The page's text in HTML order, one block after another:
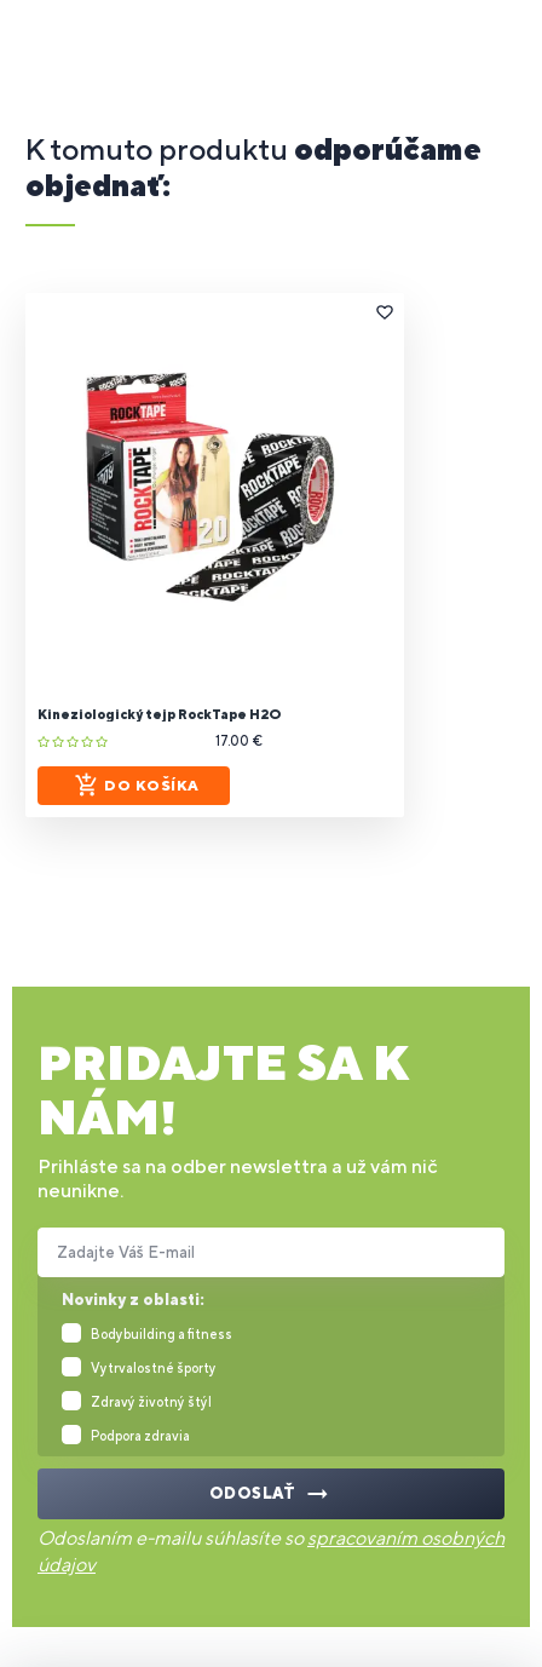
K tomuto produktu odporúčame
objednať:
Kineziologický tejp RockTape H2O
17.00 €
DO KOŠÍKA
PRIDAJTE SA K
NÁM!
Prihláste sa na odber newslettra a už vám nič
neunikne.
Novinky z oblasti:
Bodybuilding a fitness
Vytrvalostné športy
Zdravý životný štýl
Podpora zdravia
Zadajte Váš E-mail
ODOSLAŤ
Odoslaním e-mailu súhlasíte sospracovaním osobných
údajov